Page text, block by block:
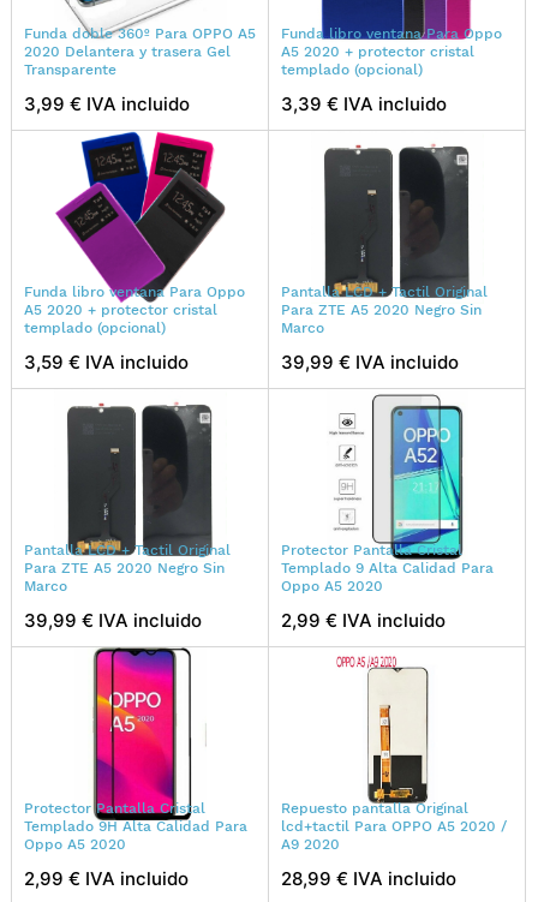
Funda doble 360º Para OPPO A5
2020 Delantera y trasera Gel
Transparente
3,99 € IVA incluido
Funda libro ventana Para Oppo
A5 2020 + protector cristal
templado (opcional)
3,39 € IVA incluido
Funda libro ventana Para Oppo
A5 2020 + protector cristal
templado (opcional)
3,59 € IVA incluido
Pantalla LCD + Tactil Original
Para ZTE A5 2020 Negro Sin
Marco
39,99 € IVA incluido
Pantalla LCD + Tactil Original
Para ZTE A5 2020 Negro Sin
Marco
39,99 € IVA incluido
Protector Pantalla Cristal
Templado 9 Alta Calidad Para
Oppo A5 2020
2,99 € IVA incluido
Protector Pantalla Cristal
Templado 9H Alta Calidad Para
Oppo A5 2020
2,99 € IVA incluido
Repuesto pantalla Original
lcd+tactil Para OPPO A5 2020 /
A9 2020
28,99 € IVA incluido